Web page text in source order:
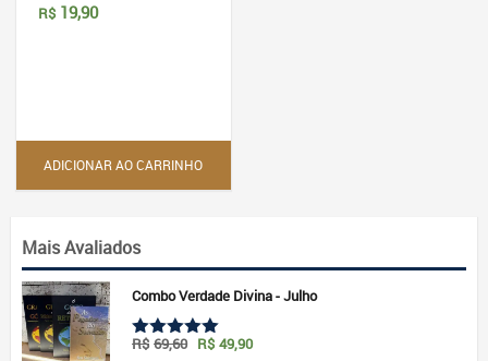
R$ 19,90
ADICIONAR AO CARRINHO
Mais Avaliados
Combo Verdade Divina - Julho
Avaliação
R$ 69,60 O
R$ 49,90